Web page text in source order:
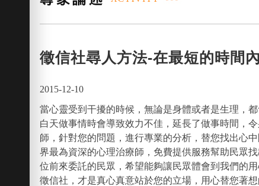
徵信社尋人方法-在最短的時間
2015-12-10
當心靈受到干擾的時候，無論是身體或者是生理，
白天做事情時會導致效力不佳，延長了做事時間，
師，針對您的問題，進行專業的分析，替您找出心
界最為資深的心理治療師，免費提供服務幫助民眾
位前來委託的民眾，希望能夠讓民眾體會到我們的
徵信社，才是真心真意站於您的立場，用心替您著